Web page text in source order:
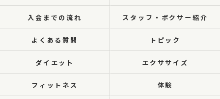
入会までの流れ スタッフ・ボクサー紹介
よくある質問 トピック
ダイエット エクササイズ
フィットネス 体験